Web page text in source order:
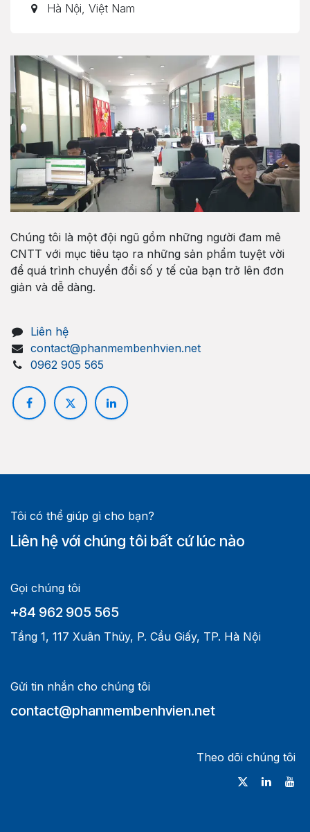
Hà Nội Việt Nam
Chúng tôi là một đội ngũ gồm những người đam mê
CNTT với mục tiêu tạo ra những sản phẩm tuyệt vời
để quá trình chuyển đổi số y tế của bạn trở lên đơn
giản và dễ dàng.
Liên hệ
contact@phanmembenhvien.net
0962 905 565
Tôi có thể giúp gì cho bạn?
Liên hệ với chúng tôi bất cứ lúc nào
Gọi chúng tôi
+84 962 905 565
Tầng 1, 117 Xuân Thủy, P. Cầu Giấy, TP. Hà Nội
Gửi tin nhắn cho chúng tôi
contact@phanmembenhvien.net
Theo dõi chúng tôi